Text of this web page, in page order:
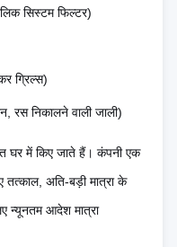
को गैर-आर्थिक
बनाता है
सीमित जटिल
आंतरिक विशेषताओं
के लिए प्रगतिशील
सिस्टम फिल्टर)
ग्रिल्स)
रस निकालने वाली जाली)
घर में किए जाते हैं। कंपनी एक
तत्काल, अति-बड़ी मात्रा के
न्यूनतम आदेश मात्रा